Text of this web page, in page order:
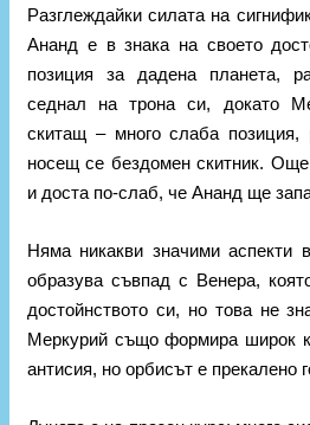
Разглеждайки силата на
Ананд е в знака на своето
позиция за дадена планета,
седнал на трона си, докато
скитащ – много слаба
носещ се бездомен скитник.
и доста по-слаб, че Ананд ще
Няма никакви значими аспекти
образува съвпад с Венера,
достойнството си, но това не
Меркурий също формира широк
антисия, но орбисът е прекалено